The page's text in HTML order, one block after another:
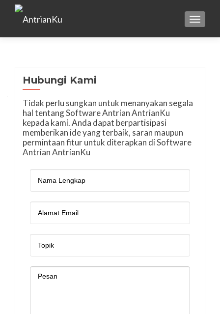
Hubungi Kami
Tidak perlu sungkan untuk menanyakan segala
hal tentang Software Antrian AntrianKu
kepada kami. Anda dapat berpartisipasi
memberikan ide yang terbaik, saran maupun
permintaan fitur untuk diterapkan di Software
Antrian AntrianKu